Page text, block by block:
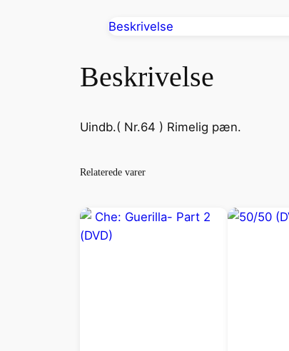
Beskrivelse
Beskrivelse
Uindb.( Nr.64 ) Rimelig pæn.
Relaterede varer